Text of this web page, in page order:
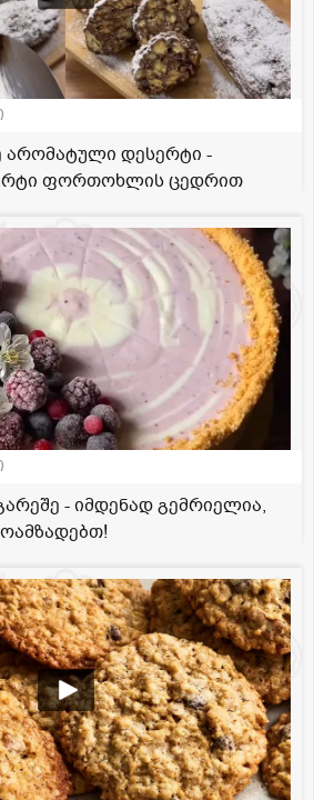
არომატული დესერტი -
ფორთოხლის ცედრით
- იმდენად გემრიელია,